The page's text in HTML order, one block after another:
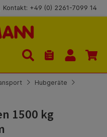
Kontakt: +49 (0) 2261-7099 14
Du hast 0
Hubgeräte
1500 kg